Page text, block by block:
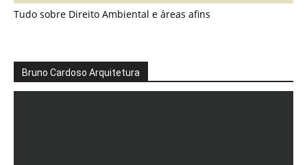
Tudo sobre Direito Ambiental e áreas afins
Bruno Cardoso Arquitetura